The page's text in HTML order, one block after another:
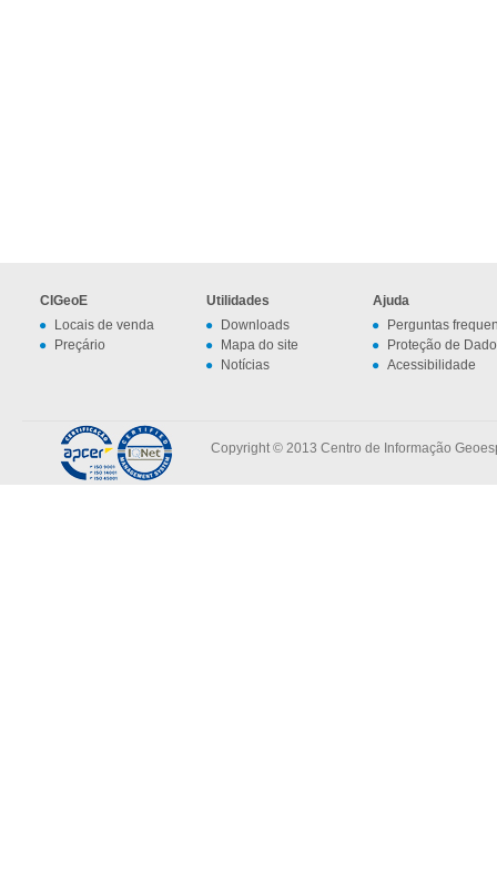
CIGeoE
Locais de venda
Preçário
Utilidades
Downloads
Mapa do site
Notícias
Ajuda
Perguntas
Proteção de
Acessibilidade
Copyright © 2013 Centro de Informação